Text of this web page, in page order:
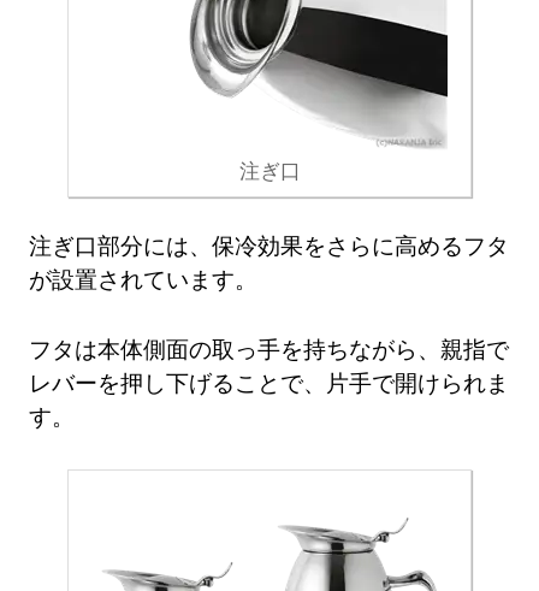
注ぎ口
注ぎ口部分には、保冷効果をさらに高めるフタ
が設置されています。
フタは本体側面の取っ手を持ちながら、親指で
レバーを押し下げることで、片手で開けられま
す。